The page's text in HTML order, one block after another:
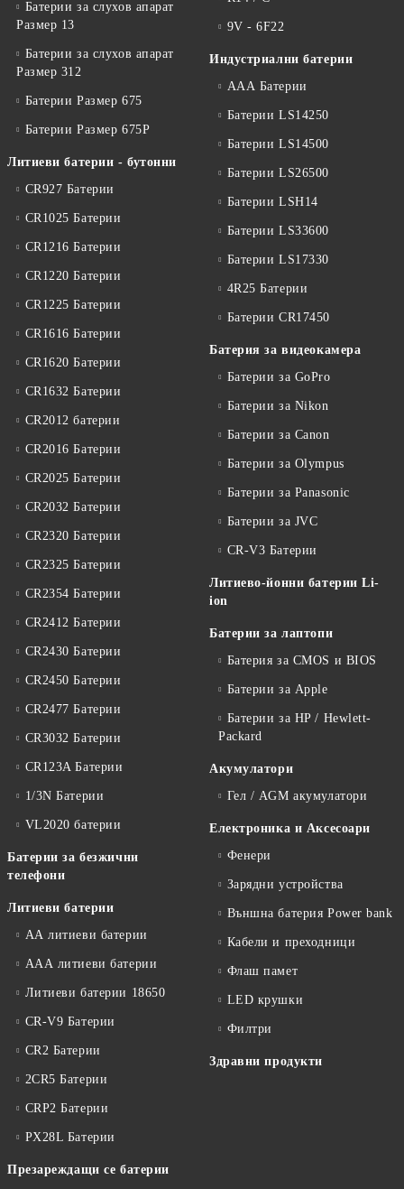
Батерии за слухов апарат
Размер 13
Батерии за слухов апарат
Размер 312
Батерии Размер 675
Батерии Размер 675P
Литиеви батерии - бутонни
CR927 Батерии
CR1025 Батерии
CR1216 Батерии
CR1220 Батерии
CR1225 Батерии
CR1616 Батерии
CR1620 Батерии
CR1632 Батерии
CR2012 батерии
CR2016 Батерии
CR2025 Батерии
CR2032 Батерии
CR2320 Батерии
CR2325 Батерии
CR2354 Батерии
CR2412 Батерии
CR2430 Батерии
CR2450 Батерии
CR2477 Батерии
CR3032 Батерии
CR123A Батерии
1/3N Батерии
VL2020 батерии
Батерии за безжични
телефони
Литиеви батерии
АА литиеви батерии
ААА литиеви батерии
Литиеви батерии 18650
CR-V9 Батерии
CR2 Батерии
2CR5 Батерии
CRP2 Батерии
PX28L Батерии
Презареждащи се батерии
9V - 6F22
Индустриални батерии
ААА Батерии
Батерии LS14250
Батерии LS14500
Батерии LS26500
Батерии LSH14
Батерии LS33600
Батерии LS17330
4R25 Батерии
Батерии CR17450
Батерия за видеокамера
Батерии за GoPro
Батерии за Nikon
Батерии за Canon
Батерии за Olympus
Батерии за Panasonic
Батерии за JVC
CR-V3 Батерии
Литиево-йонни батерии Li-
ion
Батерии за лаптопи
Батерия за CMOS и BIOS
Батерии за Apple
Батерии за HP / Hewlett-
Packard
Акумулатори
Гел / AGM акумулатори
Електроника и Аксесоари
Фенери
Зарядни устройства
Външна батерия Power bank
Кабели и преходници
Флаш памет
LED крушки
Филтри
Здравни продукти